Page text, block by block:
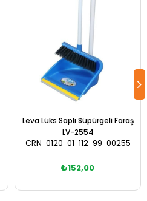
Leva Lüks Saplı Süpürgeli Faraş
LV-2554
CRN-0120-01-112-99-00255
₺152,00